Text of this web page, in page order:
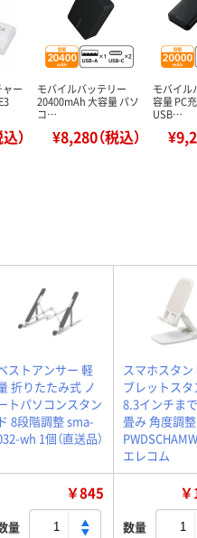
ー
）
モバイルバッテリー
20400mAh 大容量 パソ
コ…
¥8,280（税込）
モバイル
容量 PC
USB…
ストアンサー 軽
折りたたみ式 ノ
トパソコンスタン
ド 8段階調整 sma-
wh 1個（直送品）
スマホスタン
ブレットスタ
8.3インチま
畳み 角度調
エレコム
￥845
量 数量